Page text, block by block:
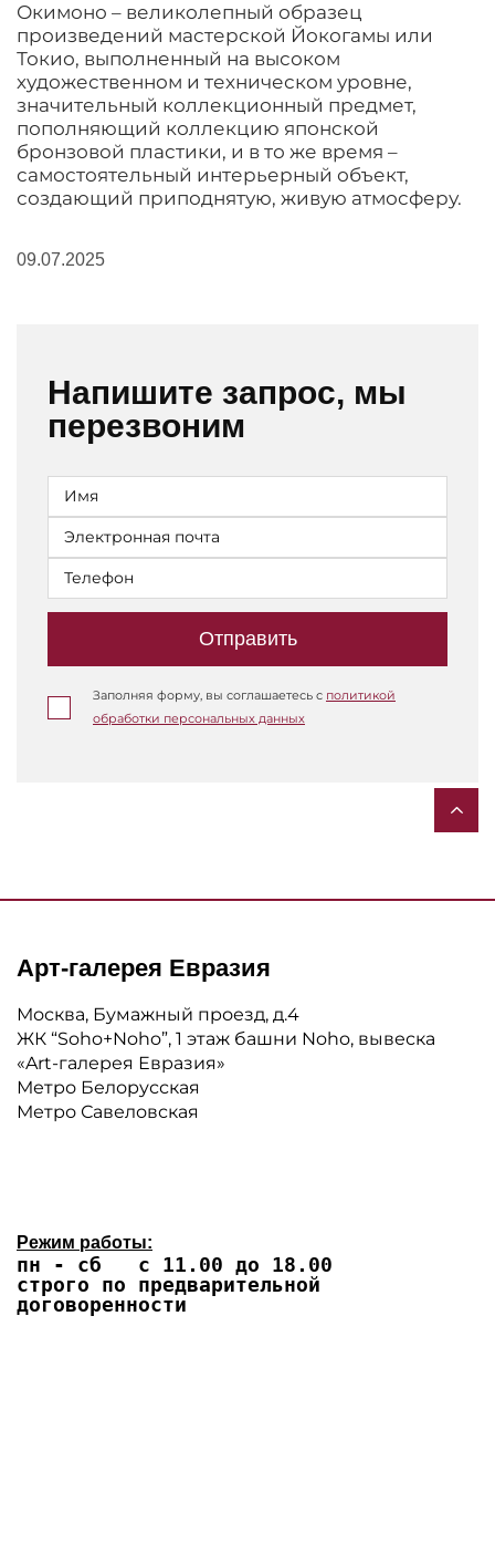
Окимоно – великолепный образец
произведений мастерской Йокогамы или
Токио, выполненный на высоком
художественном и техническом уровне,
значительный коллекционный предмет,
пополняющий коллекцию японской
бронзовой пластики, и в то же время –
самостоятельный интерьерный объект,
создающий приподнятую, живую атмосферу.
09.07.2025
Напишите запрос, мы
перезвоним
Отправить
Заполняя форму, вы соглашаетесь с политикой
обработки персональных данных
Арт-галерея Евразия
Москва, Бумажный проезд, д.4
ЖК “Soho+Noho”, 1 этаж башни Noho, вывеска
«Art-галерея Евразия»
Метро Белорусская
Метро Савеловская
Режим работы:
пн - сб с 11.00 до 18.00
строго по предварительной
договоренности